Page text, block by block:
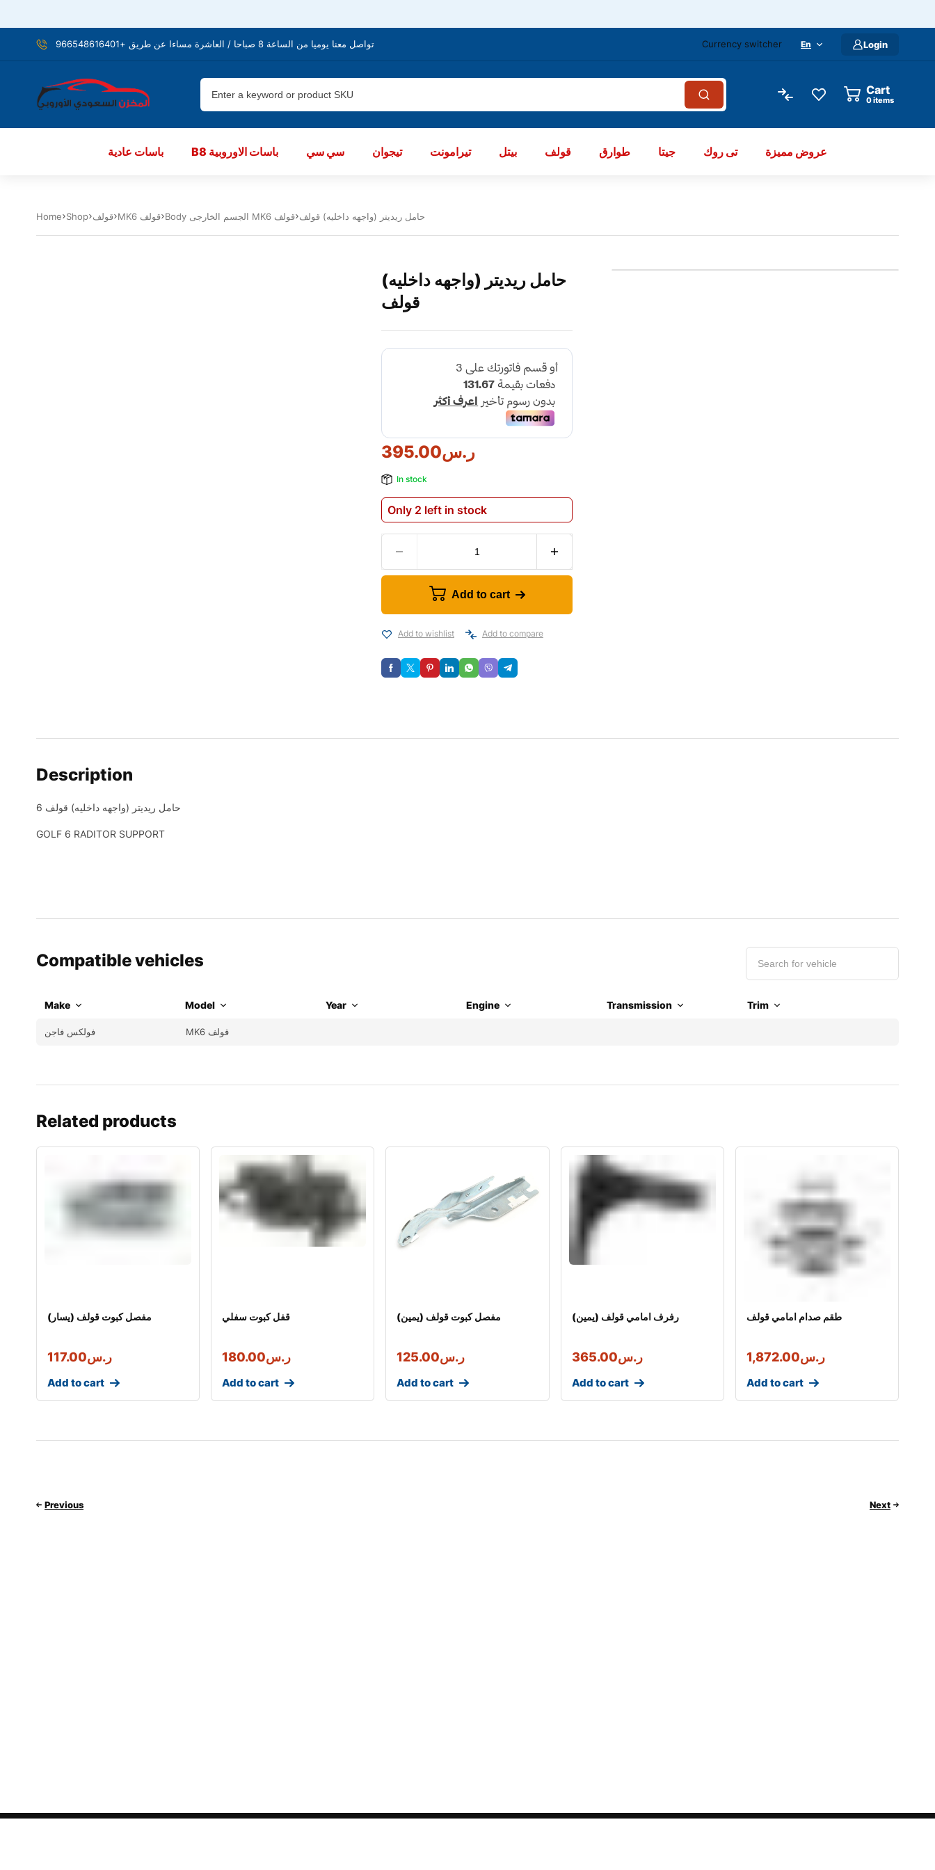
تواصل معنا يوميا من الساعة 8 صباحا / العاشرة مساءا عن طريق +966548616401 Currency switcher En Login
Cart
items
باسات عادية B8 باسات الاوروبية سي سي تيجوان تيرامونت بيتل قولف طوارق جيتا تى روك عروض مميزة
Home Shop قولف MK6 قولف Body الجسم الخارجى MK6 قولف حامل ريديتر (واجهه داخليه) قولف
حامل ريديتر (واجهه داخليه)
قولف
ر.س395.00
In stock
Only 2 left in stock
Add to cart
Add to wishlist Add to compare
Description
حامل ريديتر (واجهه داخليه) قولف 6
GOLF 6 RADITOR SUPPORT
Compatible vehicles
Make Model Year Engine Transmission Trim
فولكس فاجن MK6 قولف
Related products
مفصل كبوت قولف (يسار)
ر.س117.00
Add to cart
قفل كبوت سفلي
ر.س180.00
Add to cart
مفصل كبوت قولف (يمين)
ر.س125.00
Add to cart
رفرف امامي قولف (يمين)
ر.س365.00
Add to cart
طقم صدام امامي قولف
ر.س1,872.00
Add to cart
Previous Next